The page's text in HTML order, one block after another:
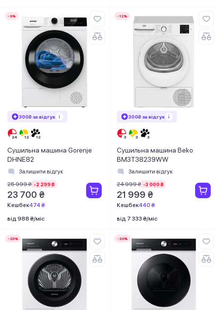
-9%
300₴ за відгук
Сушильна машина Gorenje
DHNE82
Залишити відгук
25 999 ₴ -2 299 ₴
23 700 ₴
Кешбек474 ₴
від 988 ₴/міс
-12%
300₴ за відгук
Сушильна машина Beko
BM3T38239WW
Залишити відгук
24 999 ₴ -3 000 ₴
21 999 ₴
Кешбек440 ₴
від 7 333 ₴/міс
-20% -20%